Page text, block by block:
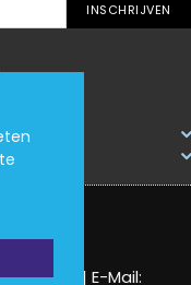
INSCHRIJVEN
| E-Mail: